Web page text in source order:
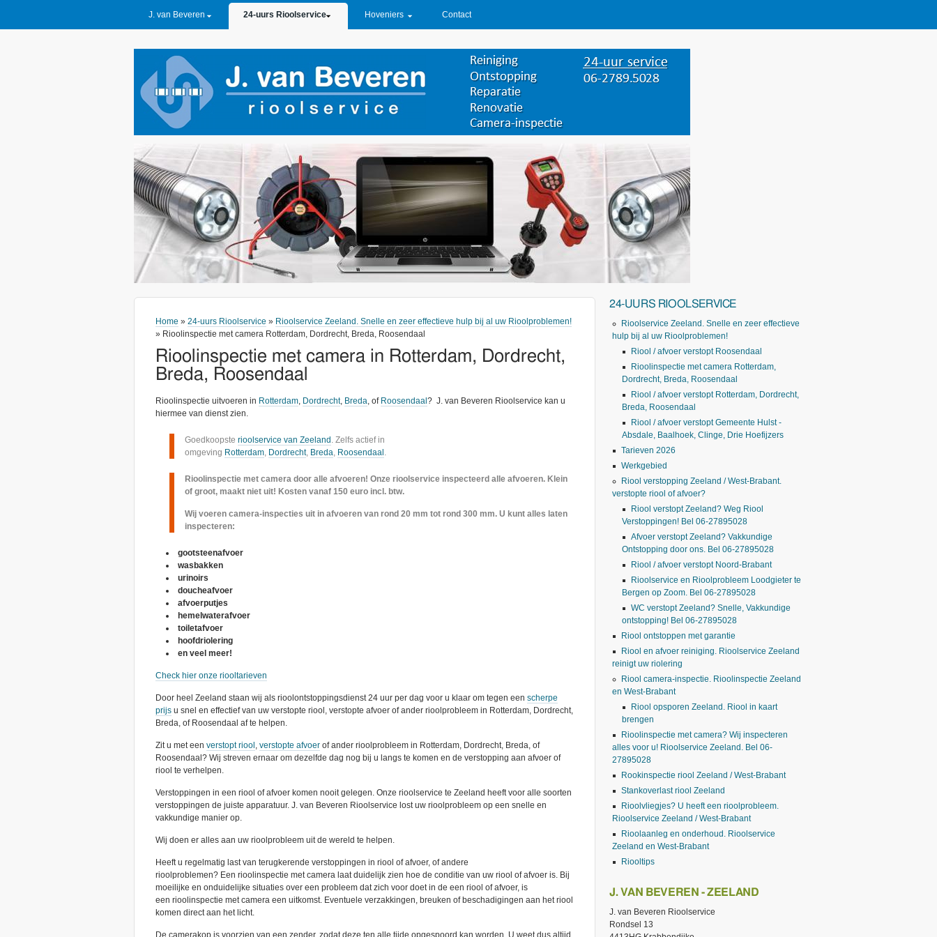
J. van Beveren 24-uurs Rioolservice Hoveniers Contact
Home » 24-uurs Rioolservice » Rioolservice Zeeland. Snelle en zeer effectieve hulp bij al uw Rioolproblemen!
» Rioolinspectie met camera Rotterdam, Dordrecht, Breda, Roosendaal
Rioolinspectie met camera in Rotterdam, Dordrecht,
Breda, Roosendaal
Rioolinspectie uitvoeren in Rotterdam, Dordrecht, Breda, of Roosendaal ? J. van Beveren Rioolservice kan u
hiermee van dienst zien.
Goedkoopste rioolservice van Zeeland . Zelfs actief in
omgeving Rotterdam, Dordrecht, Breda, Roosendaal .
Rioolinspectie met camera door alle afvoeren! Onze rioolservice inspecteerd alle afvoeren. Klein
of groot, maakt niet uit! Kosten vanaf 150 euro incl. btw.
Wij voeren camera-inspecties uit in afvoeren van rond 20 mm tot rond 300 mm. U kunt alles laten
inspecteren:
gootsteenafvoer
wasbakken
urinoirs
doucheafvoer
afvoerputjes
hemelwaterafvoer
toiletafvoer
hoofdriolering
en veel meer!
Check hier onze riooltarieven
Door heel Zeeland staan wij als rioolontstoppingsdienst 24 uur per dag voor u klaar om tegen een scherpe
prijs u snel en effectief van uw verstopte riool, verstopte afvoer of ander rioolprobleem in Rotterdam, Dordrecht,
Breda, of Roosendaal af te helpen.
Zit u met een verstopt riool , verstopte afvoer of ander rioolprobleem in Rotterdam, Dordrecht, Breda, of
Roosendaal? Wij streven ernaar om dezelfde dag nog bij u langs te komen en de verstopping aan afvoer of
riool te verhelpen.
Verstoppingen in een riool of afvoer komen nooit gelegen. Onze rioolservice te Zeeland heeft voor alle soorten
verstoppingen de juiste apparatuur. J. van Beveren Rioolservice lost uw rioolprobleem op een snelle en
vakkundige manier op.
Wij doen er alles aan uw rioolprobleem uit de wereld te helpen.
Heeft u regelmatig last van terugkerende verstoppingen in riool of afvoer, of andere
rioolproblemen? Een rioolinspectie met camera laat duidelijk zien hoe de conditie van uw riool of afvoer is. Bij
moeilijke en onduidelijke situaties over een probleem dat zich voor doet in de een riool of afvoer, is
een rioolinspectie met camera een uitkomst. Eventuele verzakkingen, breuken of beschadigingen aan het riool
komen direct aan het licht.
De camerakop is voorzien van een zender, zodat deze ten alle tijde opgespoord kan worden. U weet dus altijd
24-UURS RIOOLSERVICE
Rioolservice Zeeland. Snelle en zeer effectieve
hulp bij al uw Rioolproblemen!
Riool / afvoer verstopt Roosendaal
Rioolinspectie met camera Rotterdam,
Dordrecht, Breda, Roosendaal
Riool / afvoer verstopt Rotterdam, Dordrecht,
Breda, Roosendaal
Riool / afvoer verstopt Gemeente Hulst -
Absdale, Baalhoek, Clinge, Drie Hoefijzers
Tarieven 2026
Werkgebied
Riool verstopping Zeeland / West-Brabant.
verstopte riool of afvoer?
Riool verstopt Zeeland? Weg Riool
Verstoppingen! Bel 06-27895028
Afvoer verstopt Zeeland? Vakkundige
Ontstopping door ons. Bel 06-27895028
Riool / afvoer verstopt Noord-Brabant
Rioolservice en Rioolprobleem Loodgieter te
Bergen op Zoom. Bel 06-27895028
WC verstopt Zeeland? Snelle, Vakkundige
ontstopping! Bel 06-27895028
Riool ontstoppen met garantie
Riool en afvoer reiniging. Rioolservice Zeeland
reinigt uw riolering
Riool camera-inspectie. Rioolinspectie Zeeland
en West-Brabant
Riool opsporen Zeeland. Riool in kaart
brengen
Rioolinspectie met camera? Wij inspecteren
alles voor u! Rioolservice Zeeland. Bel 06-
27895028
Rookinspectie riool Zeeland / West-Brabant
Stankoverlast riool Zeeland
Rioolvliegjes? U heeft een rioolprobleem.
Rioolservice Zeeland / West-Brabant
Rioolaanleg en onderhoud. Rioolservice
Zeeland en West-Brabant
Riooltips
J. VAN BEVEREN - ZEELAND
J. van Beveren Rioolservice
Rondsel 13